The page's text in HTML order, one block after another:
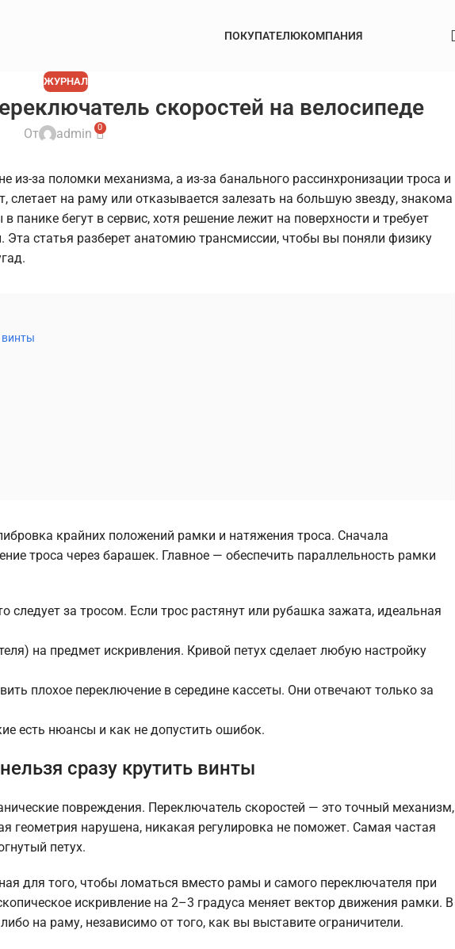
ПОКУПАТЕЛЮКОМПАНИЯ
ЖУРНАЛ
скоростей на велосипеде
От admin 0
из-за поломки механизма, а из-за банального рассинхронизации троса и
слетает на раму или отказывается залезать на большую звезду, знакома
панике бегут в сервис, хотя решение лежит на поверхности и требует
статья разберет анатомию трансмиссии, чтобы вы поняли физику
винты
крайних положений рамки и натяжения троса. Сначала
троса через барашек. Главное — обеспечить параллельность рамки
следует за тросом. Если трос растянут или рубашка зажата, идеальная
на предмет искривления. Кривой петух сделает любую настройку
плохое переключение в середине кассеты. Они отвечают только за
есть нюансы и как не допустить ошибок.
сразу крутить винты
повреждения. Переключатель скоростей — это точный механизм,
геометрия нарушена, никакая регулировка не поможет. Самая частая
петух.
для того, чтобы ломаться вместо рамы и самого переключателя при
искривление на 2–3 градуса меняет вектор движения рамки. В
на раму, независимо от того, как вы выставите ограничители.